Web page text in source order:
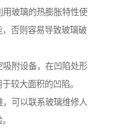
玻璃的热膨胀特性使
否则容易导致玻璃破
附设备，在凹陷处形
较大面积的凹陷。
可以联系玻璃维修人